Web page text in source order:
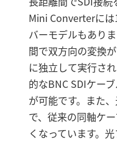
Mini Converterには
バーモデルもあり
間で双方向の変換
に独立して実行さ
的なBNC SDIケー
が可能です。また
で、従来の同軸ケ
くなっています。